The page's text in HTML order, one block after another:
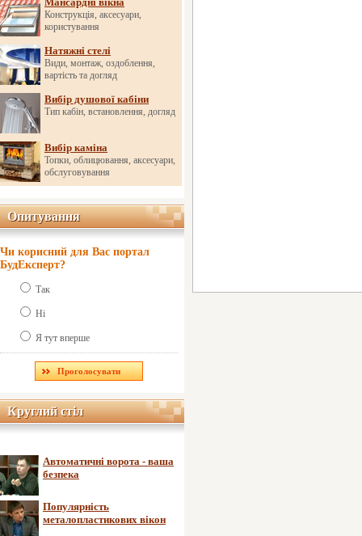
Конструкція, аксесуари,
користування
Натяжні стелі
Види, монтаж, оздоблення,
вартість та догляд
Вибір душової кабіни
Тип кабін, встановлення, догляд
Вибір каміна
Топки, облицювання, аксесуари,
обслуговування
Опитування
Опитування
Чи корисний для Вас портал
БудЕксперт?
Так
Ні
Я тут вперше
Круглий стіл
Круглий стіл
Автоматичні ворота - ваша
безпека
Популярність
металопластикових вікон